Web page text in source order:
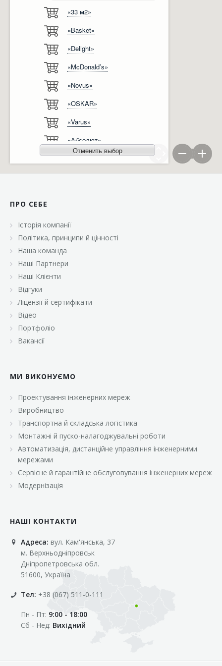
Ліцензії, сертифікати, дипломи
Автоматизація
Модернізація
«33 м2»
«Basket»
«Delight»
«McDonald’s»
«Novus»
«OSKAR»
«Varus»
«Абсолют»
«Агро-Овен»
«Велмарт»
«ВК Експресс»
«Класс»
«Континент»
«Малинка»
«Марс»
«Оптовичок»
«Свіжачок»
«Сільпо»
«Фора»
«Фреш»
«Фуршет»
«Цент»
Отменить выбор
ПРО СЕБЕ
Історія компанії
Політика, принципи й цінності
Наша команда
Наші Партнери
Наші Клієнти
Відгуки
Ліцензії й сертифікати
Відео
Портфоліо
Вакансії
МИ ВИКОНУЄМО
Проектування інженерних мереж
Виробництво
Транспортна й складська логістика
Монтажні й пуско-налагоджувальні роботи
Автоматизація, дистанційне управління інженерними
мережами
Сервісне й гарантійне обслуговування інженерних мереж
Модернізація
НАШІ КОНТАКТИ
Адреса: вул. Кам'янська, 37
м. Верхньодніпровськ
Дніпропетровська обл.
51600, Україна
Тел: +38 (067) 511-0-111
Пн - Пт: 9:00 - 18:00
Сб - Нед: Вихідний